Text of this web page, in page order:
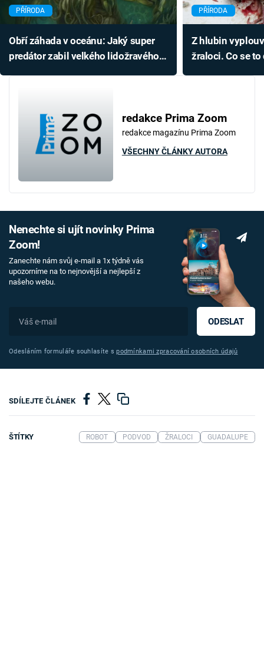
PŘÍRODA
Obří záhada v oceánu: Jaký super
predátor zabil velkého lidožravého
PŘÍRODA
Z hlubin
žraloci. Co se to
redakce Prima Zoom
redakce magazínu Prima Zoom
VŠECHNY ČLÁNKY AUTORA
Nenechte si ujít novinky Prima
Zoom!
Zanechte nám svůj e-mail a 1x týdně vás
upozorníme na to nejnovější a nejlepší z
našeho webu.
ODESLAT
Odesláním formuláře souhlasíte spodmínkami zpracování osobních údajů
SDÍLEJTE ČLÁNEK
ŠTÍTKY ROBOT PODVOD ŽRALOCI GUADALUPE